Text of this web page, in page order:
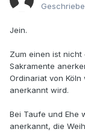
Jein.
Zum einen ist nicht
Sakramente
Ordinariat von
anerkannt wird.
Bei Taufe und Ehe
anerkannt, die